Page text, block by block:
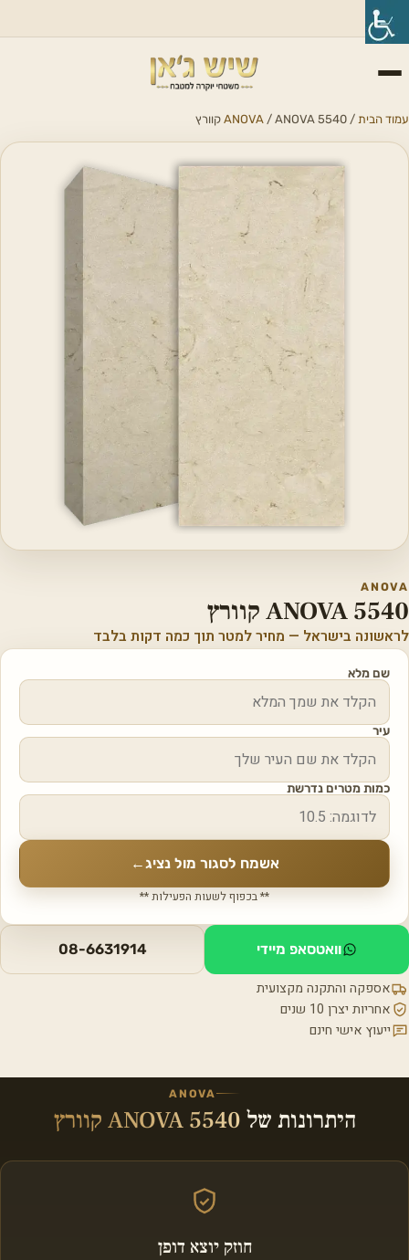
עמוד הבית /
ANOVA / ANOVA 5540 קוורץ
ANOVA
ANOVA 5540 קוורץ
לראשונה בישראל — מחיר למטר תוך כמה דקות בלבד
שם מלא
עיר
כמות מטרים נדרשת
אשמח לסגור מול נציג←
** בכפוף לשעות הפעילות **
וואטסאפ מיידי 08-6631914
אספקה והתקנה מקצועית
אחריות יצרן 10 שנים
ייעוץ אישי חינם
ANOVA
היתרונות של ANOVA 5540 קוורץ
חוזק יוצא דופן